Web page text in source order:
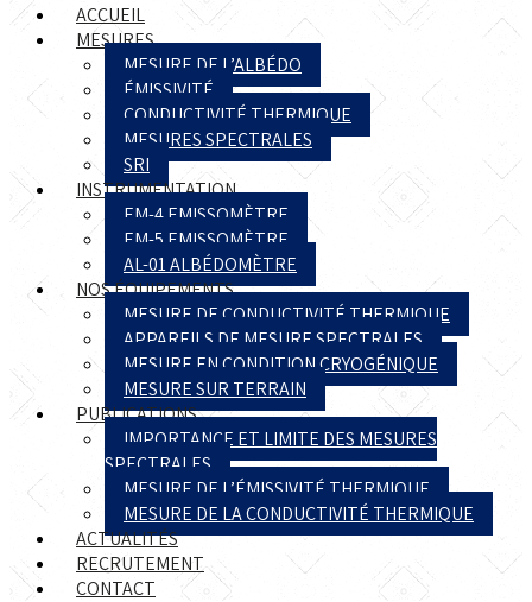
ACCUEIL
MESURES
MESURE DE L’ALBÉDO
ÉMISSIVITÉ
CONDUCTIVITÉ THERMIQUE
MESURES SPECTRALES
SRI
INSTRUMENTATION
EM-4 EMISSOMÈTRE
EM-5 EMISSOMÈTRE
AL-01 ALBÉDOMÈTRE
NOS ÉQUIPEMENTS
MESURE DE CONDUCTIVITÉ THERMIQUE
APPAREILS DE MESURE SPECTRALES
MESURE EN CONDITION CRYOGÉNIQUE
MESURE SUR TERRAIN
PUBLICATIONS
IMPORTANCE ET LIMITE DES MESURES
SPECTRALES
MESURE DE L’ÉMISSIVITÉ THERMIQUE
MESURE DE LA CONDUCTIVITÉ THERMIQUE
ACTUALITÉS
RECRUTEMENT
CONTACT